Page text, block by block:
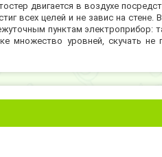
двигается в воздухе
всех целей и не завис на
пунктам электроприбор:
множество уровней, скучать не